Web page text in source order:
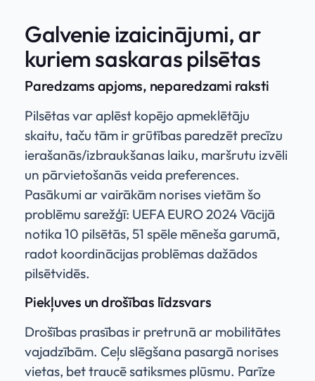
Galvenie izaicinājumi, ar
kuriem saskaras pilsētas
Paredzams apjoms, neparedzami raksti
Pilsētas var aplēst kopējo apmeklētāju
skaitu, taču tām ir grūtības paredzēt precīzu
ierašanās/izbraukšanas laiku, maršrutu izvēli
un pārvietošanās veida preferences.
Pasākumi ar vairākām norises vietām šo
problēmu sarežģī: UEFA EURO 2024 Vācijā
notika 10 pilsētās, 51 spēle mēneša garumā,
radot koordinācijas problēmas dažādos
pilsētvidēs.
Piekļuves un drošības līdzsvars
Drošības prasības ir pretrunā ar mobilitātes
vajadzībām. Ceļu slēgšana pasargā norises
vietas, bet traucē satiksmes plūsmu. Parīze